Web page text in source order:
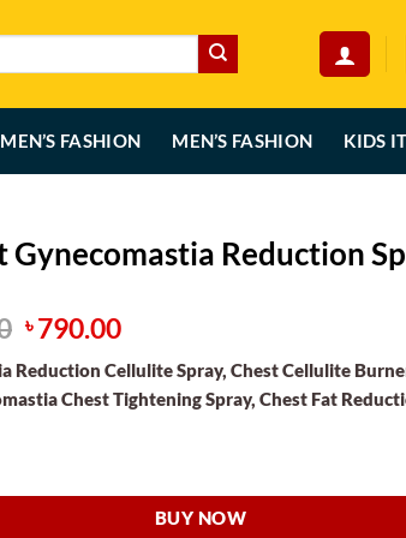
FASHION MEN’S FASHION KIDS
Gynecomastia Reduction
Original
was:
৳ 1,290.00.
৳790.00Current
is:
৳ 790.00.
Reduction Cellulite Spray, Chest Cellulite
Chest Tightening Spray, Chest Fat
Reduction Spray quantity
BUY NOW